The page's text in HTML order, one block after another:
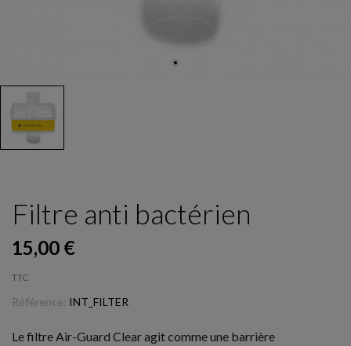
Filtre anti bactérien
15,00 €
TTC
Référence: INT_FILTER
Le filtre Air-Guard Clear agit comme une barrière